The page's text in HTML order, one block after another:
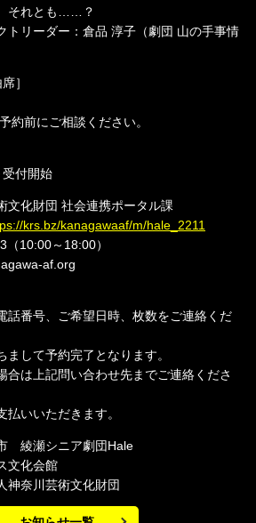
れとも……？
トリーダー：倉品 淳子（劇団 山の手事情
］
約前にご相談ください。
付開始
文化財団 社会連携ポータル課
krs.bz/kanagawaaf/m/hale_2211
10:00～18:00）
af.org
話番号、ご希望日時、枚数をご連絡くだ
まして予約完了となります。
合は上記問い合わせ先までご連絡くださ
いいただきます。
綾瀬シニア劇団Hale
文化会館
神奈川芸術文化財団